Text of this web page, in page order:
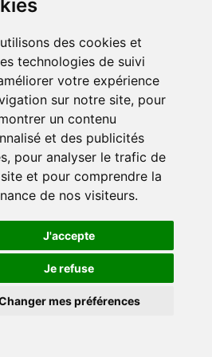
des cookies et
technologies de suivi
votre expérience
sur notre site, pour
un contenu
et des publicités
pour analyser le trafic de
et pour comprendre la
de nos visiteurs.
J'accepte
Je refuse
mes préférences